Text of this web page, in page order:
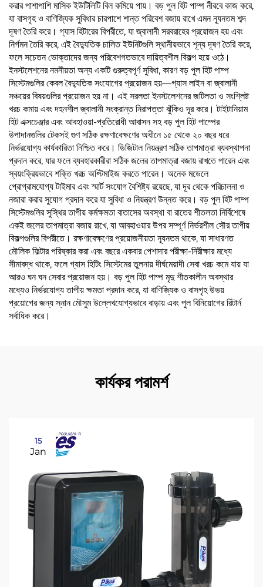
করার পাশাপাশি মাসিক ইউটিলিটি বিল কমিয়ে পায়। বড় পুল হিট পাম্প নীরবে কাজ করে,
যা বাসগৃহ ও বাণিজ্যিক সুবিধার চারপাশে শান্ত পরিবেশ বজায় রাখে এমন ন্যূনতম শব্দ
দূষণ তৈরি করে। গ্যাস হিটারের বিপরীতে, যা জ্বালানী সরবরাহের প্রয়োজন হয় এবং
নির্গমন তৈরি করে, এই বৈদ্যুতিক চালিত ইউনিটগুলি স্থানীয়ভাবে শূন্য দূষণ তৈরি করে,
ফলে সচেতন ভোক্তাদের জন্য পরিবেশগতভাবে দায়িত্বশীল বিকল্প হয়ে ওঠে।
ইনস্টলেশনের নমনীয়তা অন্য একটি গুরুত্বপূর্ণ সুবিধা, কারণ বড় পুল হিট পাম্প
সিস্টেমগুলির কেবল বৈদ্যুতিক সংযোগের প্রয়োজন হয়—গ্যাস লাইন বা জ্বালানী
সঞ্চয়ের বিষয়গুলির প্রয়োজন হয় না। এই সরলতা ইনস্টলেশনের জটিলতা ও সংশ্লিষ্ট
খরচ কমায় এবং দহনশীল জ্বালানী সংক্রান্ত নিরাপত্তা ঝুঁকিও দূর করে। টাইটানিয়াম
হিট এক্সচেঞ্জার এবং আবহাওয়া-প্রতিরোধী আবাসন সহ বড় পুল হিট পাম্পের
উপাদানগুলির টেকসই গুণ সঠিক রক্ষণাবেক্ষণের অধীনে ১৫ থেকে ২০ বছর ধরে
নির্ভরযোগ্য কার্যকারিতা নিশ্চিত করে। ডিজিটাল নিয়ন্ত্রণ সঠিক তাপমাত্রা ব্যবস্থাপনা
প্রদান করে, যার ফলে ব্যবহারকারীরা সঠিক জলের তাপমাত্রা বজায় রাখতে পারেন এবং
স্বয়ংক্রিয়ভাবে শক্তি খরচ অপ্টিমাইজ করতে পারেন। অনেক মডেলে
প্রোগ্রামযোগ্য টাইমার এবং স্মার্ট সংযোগ বৈশিষ্ট্য রয়েছে, যা দূর থেকে পরিচালনা ও
নজারা করার সুযোগ প্রদান করে যা সুবিধা ও নিয়ন্ত্রণ উন্নত করে। বড় পুল হিট পাম্প
সিস্টেমগুলির সুস্থির তাপীয় কর্মক্ষমতা বাতাসের অবস্থা বা রাতের শীতলতা নির্বিশেষে
একই জলের তাপমাত্রা বজায় রাখে, যা আবহাওয়ার উপর সম্পূর্ণ নির্ভরশীল সৌর তাপীয়
বিকল্পগুলির বিপরীতে। রক্ষণাবেক্ষণের প্রয়োজনীয়তা ন্যূনতম থাকে, যা সাধারণত
মৌলিক ফিল্টার পরিষ্কার করা এবং বছরে একবার পেশাদার পরীক্ষা-নিরীক্ষার মধ্যে
সীমাবদ্ধ থাকে, ফলে গ্যাস হিটিং সিস্টেমের তুলনায় দীর্ঘমেয়াদী সেবা খরচ কমে যায় যা
আরও ঘন ঘন সেবার প্রয়োজন হয়। বড় পুল হিট পাম্প মৃদু শীতকালীন অবস্থার
মধ্যেও নির্ভরযোগ্য তাপীয় ক্ষমতা প্রদান করে, যা বাণিজ্যিক ও বাসগৃহ উভয়
প্রয়োগের জন্য স্নান মৌসুম উল্লেখযোগ্যভাবে বাড়ায় এবং পুল বিনিয়োগের রিটার্ন
সর্বাধিক করে।
কার্যকর পরামর্শ
15
Jan